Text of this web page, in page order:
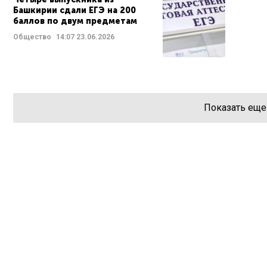
Башкирии сдали ЕГЭ на 200
баллов по двум предметам
Общество 14:07 23.06.2026
Показать